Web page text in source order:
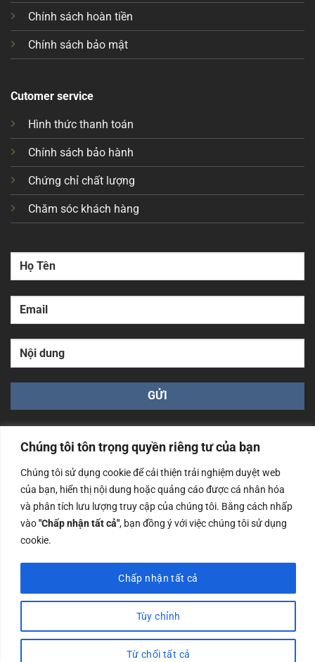
Chúng tôi tôn trọng quyền riêng tư của bạn
Chúng tôi sử dụng cookie để cải thiện trải nghiệm duyệt web
của bạn, hiển thị nội dung hoặc quảng cáo được cá nhân hóa
và phân tích lưu lượng truy cập của chúng tôi. Bằng cách nhấp
vào"Chấp nhận tất cả", bạn đồng ý với việc chúng tôi sử dụng
cookie.
Tùy chỉnh
Từ chối tất cả
Chấp nhận tất cả
Chính sách hoàn tiền
Chính sách bảo mật
Cutomer service
Hình thức thanh toán
Chính sách bảo hành
Chứng chỉ chất lượng
Chăm sóc khách hàng
Công ty TNHH Nam Bình Xương - Số ĐKKD: 0108783483
cấp ngày 14/06/2019 bởi Sở Kế Hoạch và Đầu Tư Tp. Hà
Nội
Copyrights @2023 Nam Binh Xuong. All Rights Reserved